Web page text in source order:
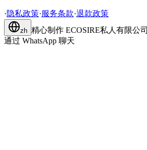
·隐私政策·服务条款·退款政策
zh 精心制作 ECOSIRE私人有限公司
通过 WhatsApp 聊天